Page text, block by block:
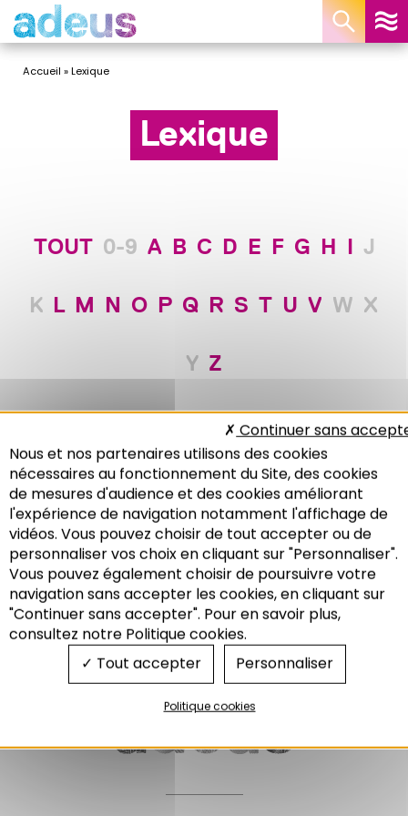
Recherche
Accueil »Lexique
Lexique
TOUT 0-9 A B C D E F G H I J
K L M N O P Q R S T U V W X
Y Z
L
LAURE
Leitbild
Logement
Logement collectif
Logement individuel
Logement occasionnel
Logement vacant
Logements
récents/anciens
Loi Barnier
LOM
LOV
Loyers de relocation
Panneau de gestion des cookies
Nous et nos partenaires utilisons des cookies
nécessaires au fonctionnement du Site, des cookies
de mesures d'audience et des cookies améliorant
l'expérience de navigation notamment l'affichage de
vidéos. Vous pouvez choisir de tout accepter ou de
personnaliser vos choix en cliquant sur "Personnaliser".
Vous pouvez également choisir de poursuivre votre
navigation sans accepter les cookies, en cliquant sur
"Continuer sans accepter". Pour en savoir plus,
consultez notre Politique cookies.
Tout accepter
Continuer sans
Personnaliser
Politique cookies